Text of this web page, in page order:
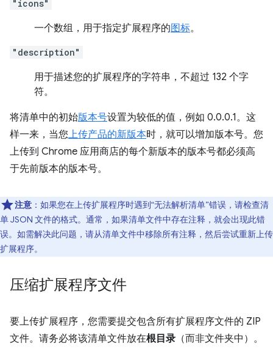
"icons"
一个数组，用于指定扩展程序的图标。
"description"
用于描述您的扩展程序的字符串，不超过 132 个字
符。
将清单中的初始版本号设置为较低的值，例如 0.0.0.1。这
样一来，当您上传产品的新版本时，就可以增加版本号。您
上传到 Chrome 应用商店的每个新版本的版本号都必须高
于先前版本的版本号。
注意 ：如果您在上传扩展程序时遇到“无法解析清单”错误，请检查清
单 JSON 文件的格式。通常，如果清单文件中存在注释，就会出现此错
误。如需解决此问题，请从清单文件中移除所有注释，然后尝试重新上传
扩展程序。
压缩扩展程序文件
要上传扩展程序，您需要提交包含所有扩展程序文件的 ZIP
文件。请务必将该清单文件放在根目录 （而非文件夹中）。